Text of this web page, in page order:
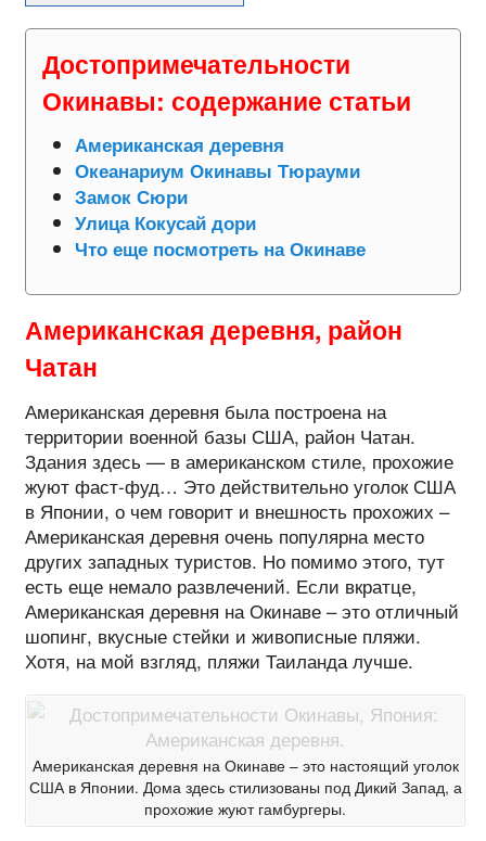
Достопримечательности
Окинавы: содержание статьи
Американская деревня
Океанариум Окинавы Тюрауми
Замок Сюри
Улица Кокусай дори
Что еще посмотреть на Окинаве
Американская деревня, район
Чатан
Американская деревня была построена на
территории военной базы США, район Чатан.
Здания здесь — в американском стиле, прохожие
жуют фаст-фуд… Это действительно уголок США
в Японии, о чем говорит и внешность прохожих –
Американская деревня очень популярна место
других западных туристов. Но помимо этого, тут
есть еще немало развлечений. Если вкратце,
Американская деревня на Окинаве – это отличный
шопинг, вкусные стейки и живописные пляжи.
Хотя, на мой взгляд, пляжи Таиланда лучше.
Американская деревня на Окинаве – это настоящий уголок
США в Японии. Дома здесь стилизованы под Дикий Запад, а
прохожие жуют гамбургеры.